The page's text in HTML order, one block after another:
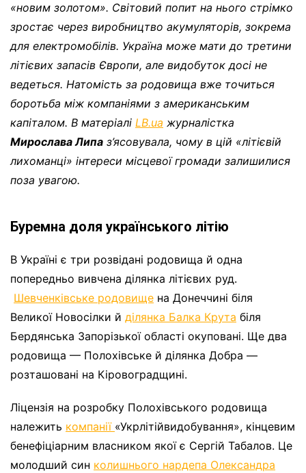
«новим золотом». Світовий попит на нього стрімко
зростає через виробництво акумуляторів, зокрема
для електромобілів. Україна може мати до третини
літієвих запасів Європи, але видобуток досі не
ведеться. Натомість за родовища вже точиться
боротьба між компаніями з американським
капіталом. В матеріалі LB.ua журналістка
Мирослава Липа з’ясовувала, чому в цій «літієвій
лихоманці» інтереси місцевої громади залишилися
поза увагою.
Буремна доля українського літію
В Україні є три розвідані родовища й одна
попередньо вивчена ділянка літієвих руд.
Шевченківське родовище на Донеччині біля
Великої Новосілки й ділянка Балка Крута біля
Бердянська Запорізької області окуповані. Ще два
родовища — Полохівське й ділянка Добра —
розташовані на Кіровоградщині.
Ліцензія на розробку Полохівського родовища
належить компанії «Укрлітійвидобування», кінцевим
бенефіціарним власником якої є Сергій Табалов. Це
молодший син колишнього нардепа Олександра